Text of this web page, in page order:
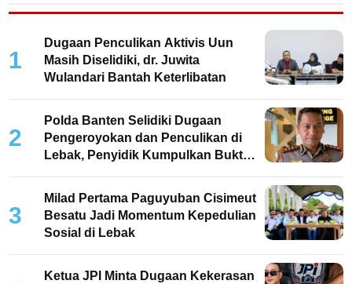
1
Dugaan Penculikan Aktivis Uun
Masih Diselidiki, dr. Juwita
Wulandari Bantah Keterlibatan
2
Polda Banten Selidiki Dugaan
Pengeroyokan dan Penculikan di
Lebak, Penyidik Kumpulkan Bukti
3
Milad Pertama Paguyuban Cisimeut
Besatu Jadi Momentum Kepedulian
Sosial di Lebak
Ketua JPI Minta Dugaan Kekerasan